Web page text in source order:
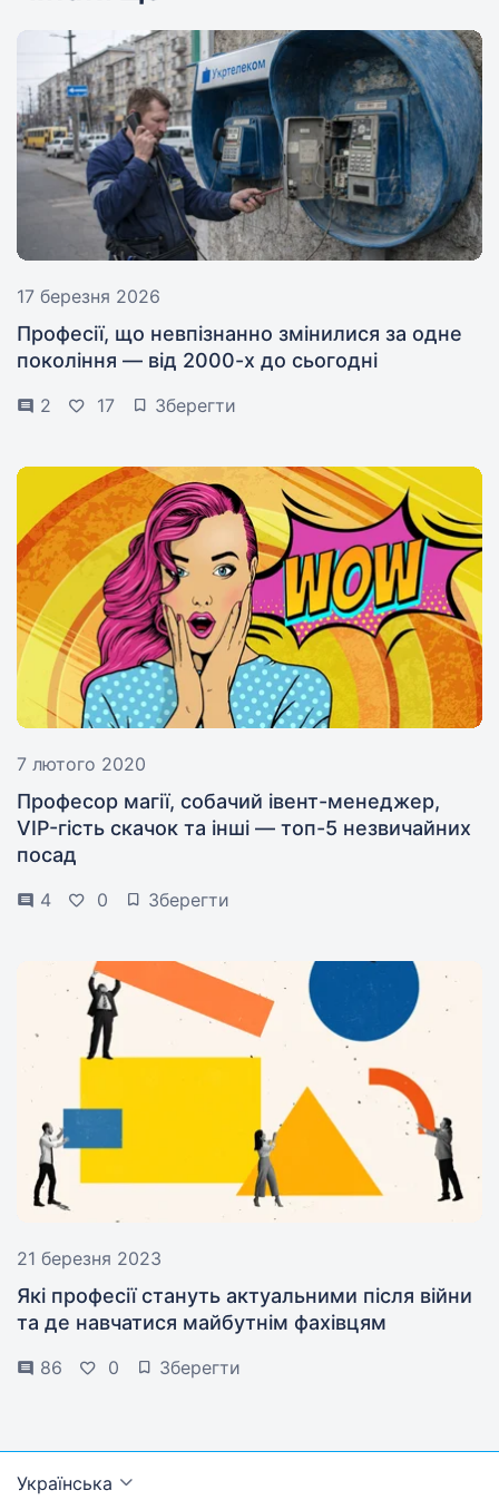
17 березня 2026
Професії, що невпізнанно змінилися за одне
покоління — від 2000-х до сьогодні
2 17 Зберегти
7 лютого 2020
Професор магії, собачий івент-менеджер,
VIP-гість скачок та інші — топ-5 незвичайних
посад
4 0 Зберегти
21 березня 2023
Які професії стануть актуальними після війни
та де навчатися майбутнім фахівцям
86 0 Зберегти
Українська